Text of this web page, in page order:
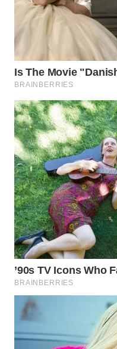
SEMARANG
WN
WN
MADURA
WN
SURABAYA
WN
NATUNA
WN
BINTAN
MANDALIKA